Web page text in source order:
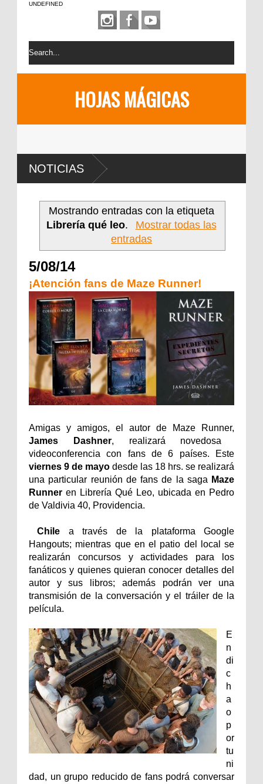
UNDEFINED
HOJAS MÁGICAS
NOTICIAS
Mostrando entradas con la etiqueta
Librería qué leo.
Mostrar todas las
entradas
5/08/14
¡Atención fans de Maze Runner!
Amigas y amigos, el autor de Maze Runner,
James Dashner, realizará novedosa
videoconferencia con fans de 6 países. Este
viernes 9 de mayo desde las 18 hrs. se realizará
una particular reunión de fans de la saga Maze
Runner en Librería Qué Leo, ubicada en Pedro
de Valdivia 40, Providencia.
Chile a través de la plataforma Google
Hangouts; mientras que en el patio del local se
realizarán concursos y actividades para los
fanáticos y quienes quieran conocer detalles del
autor y sus libros; además podrán ver una
transmisión de la conversación y el tráiler de la
película.
E
n
di
c
h
a
o
p
or
tu
ni
dad, un grupo reducido de fans podrá conversar